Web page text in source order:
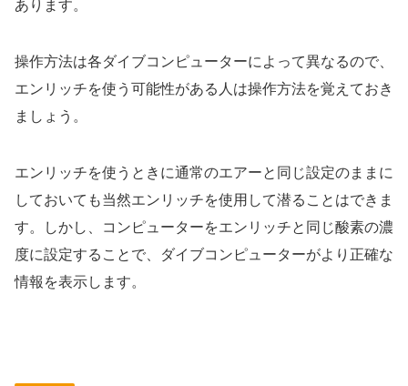
あります。
操作方法は各ダイブコンピューターによって異なるので、
エンリッチを使う可能性がある人は操作方法を覚えておき
ましょう。
エンリッチを使うときに通常のエアーと同じ設定のままに
しておいても当然エンリッチを使用して潜ることはできま
す。しかし、コンピューターをエンリッチと同じ酸素の濃
度に設定することで、ダイブコンピューターがより正確な
情報を表示します。